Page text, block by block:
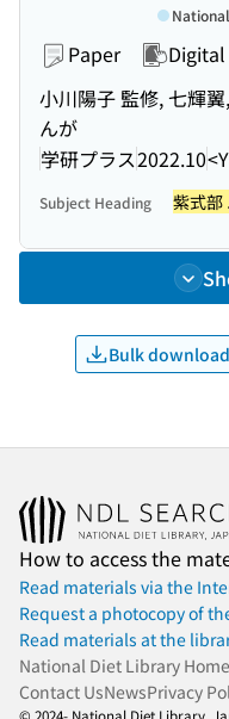
Paper Digital
小川陽子 監修, 七輝
んが
学研プラス2022.10
Subject Heading 紫式部
Bulk
How to access the
Read materials via the
Request a photocopy of
Read materials at the
National Diet Library
Contact UsNewsPrivacy
© 2024- National Diet Library,